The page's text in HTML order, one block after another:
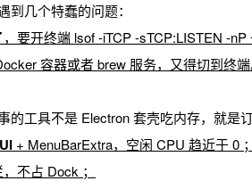
到几个特蠢的问题：
要开终端 lsof -iTCP -sTCP:LISTEN -nP
容器或者 brew 服务，又得切到终端
的工具不是 Electron 套壳吃内存，就是
+ MenuBarExtra，空闲 CPU 趋近于 0 ；
不占 Dock ；